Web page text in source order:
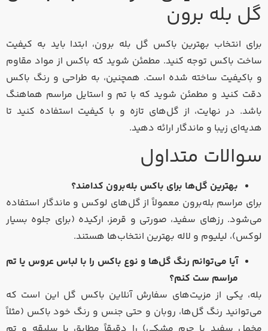
گل بله برون
برای انتخاب بهترین باکس گل بله برون، ابتدا باید به کیفیت
ساخت باکس توجه کنید. مطمئن شوید که باکس از مواد مقاوم
و باکیفیت ساخته شده است. همچنین، به طراحی و رنگ باکس
دقت کنید و مطمئن شوید که با تم و استایل مراسم هماهنگ
باشد. در نهایت، از گل‌های تازه و با کیفیت استفاده کنید تا
هدیه‌ای زیبا و ماندگار ارائه دهید.
سوالات متداول
بهترین گل‌ها برای باکس بله‌برون کدامند؟
برای مراسم بله‌برون معمولاً از گل‌های لوکس و ماندگار استفاده
می‌شود. رزهای سفید، صورتی و قرمز، ارکیده (برای جلوه بسیار
لوکس)، لیلیوم و لاله بهترین انتخاب‌ها هستند.
آیا می‌توانم رنگ گل‌ها و نوع باکس را با لباس عروس یا تم
مراسم ست کنم؟
بله، یکی از مزیت‌های سفارش آنلاین باکس گل این است که
می‌توانید رنگ گل‌ها، روبان و حتی جنس و رنگ خود باکس (مثلاً